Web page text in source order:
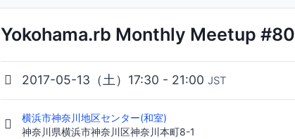
Yokohama.rb Monthly Meetup #80
2017-05-13（土）17:30 - 21:00 JST
横浜市神奈川地区センター(和室)
神奈川県横浜市神奈川区神奈川本町8-1